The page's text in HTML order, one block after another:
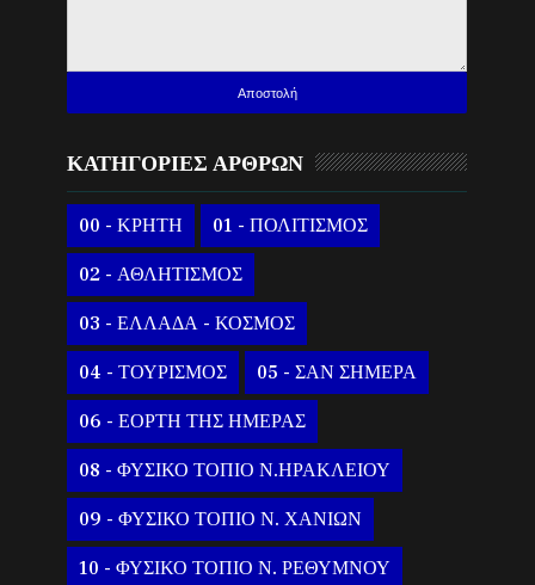
ΚΑΤΗΓΟΡΙΕΣ ΑΡΘΡΩΝ
00 - ΚΡΗΤΗ 01 - ΠΟΛΙΤΙΣΜΟΣ
02 - ΑΘΛΗΤΙΣΜΟΣ
03 - ΕΛΛΑΔΑ - ΚΟΣΜΟΣ
04 - ΤΟΥΡΙΣΜΟΣ 05 - ΣΑΝ ΣΗΜΕΡΑ
06 - ΕΟΡΤΗ ΤΗΣ ΗΜΕΡΑΣ
08 - ΦΥΣΙΚΟ ΤΟΠΙΟ Ν.ΗΡΑΚΛΕΙΟΥ
09 - ΦΥΣΙΚΟ ΤΟΠΙΟ Ν. ΧΑΝΙΩΝ
10 - ΦΥΣΙΚΟ ΤΟΠΙΟ Ν. ΡΕΘΥΜΝΟΥ